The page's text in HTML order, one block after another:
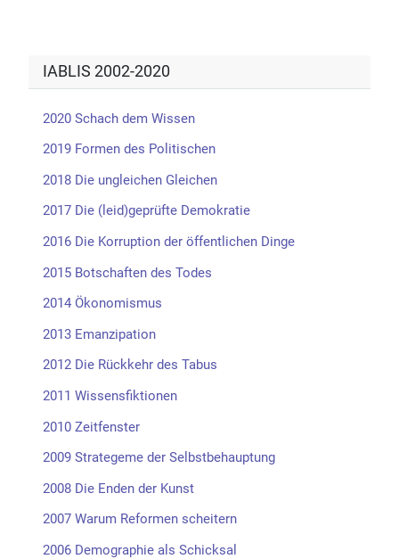
IABLIS 2002-2020
2020 Schach dem Wissen
2019 Formen des Politischen
2018 Die ungleichen Gleichen
2017 Die (leid)geprüfte Demokratie
2016 Die Korruption der öffentlichen Dinge
2015 Botschaften des Todes
2014 Ökonomismus
2013 Emanzipation
2012 Die Rückkehr des Tabus
2011 Wissensfiktionen
2010 Zeitfenster
2009 Strategeme der Selbstbehauptung
2008 Die Enden der Kunst
2007 Warum Reformen scheitern
2006 Demographie als Schicksal